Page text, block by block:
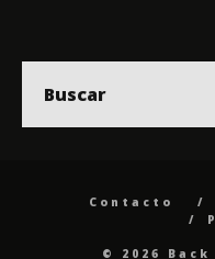
Contacto
© 2026